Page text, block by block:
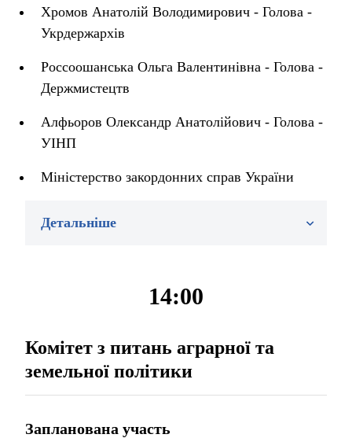
Хромов Анатолій Володимирович - Голова -
Укрдержархів
Росcоошанська Ольга Валентинівна - Голова -
Держмистецтв
Алфьоров Олександр Анатолійович - Голова -
УІНП
Міністерство закордонних справ України
Детальніше
14:00
Комітет з питань аграрної та
земельної політики
Запланована участь